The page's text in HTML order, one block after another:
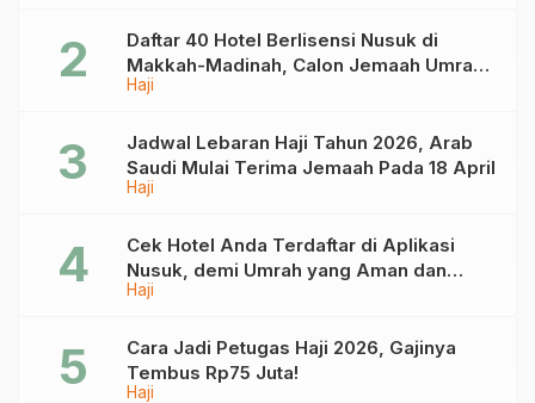
Haji
Daftar 40 Hotel Berlisensi Nusuk di
Makkah-Madinah, Calon Jemaah Umrah
Cek di Sini
Haji
Jadwal Lebaran Haji Tahun 2026, Arab
Saudi Mulai Terima Jemaah Pada 18 April
Haji
Cek Hotel Anda Terdaftar di Aplikasi
Nusuk, demi Umrah yang Aman dan
Tidak Dimanipulasi
Haji
Cara Jadi Petugas Haji 2026, Gajinya
Tembus Rp75 Juta!